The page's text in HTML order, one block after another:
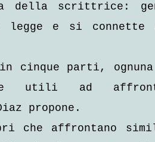
della scrittrice:
legge e si connette
cinque parti,
utili ad
propone.
che affrontano